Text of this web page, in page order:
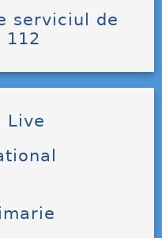
serviciul de
112
Live